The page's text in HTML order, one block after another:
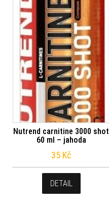
Nutrend carnitine 3000 shot
60 ml – jahoda
35 Kč
DETAIL